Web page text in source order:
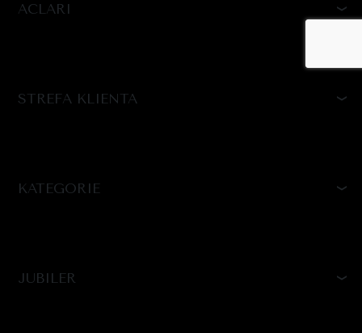
ACLARI
STREFA KLIENTA
KATEGORIE
JUBILER